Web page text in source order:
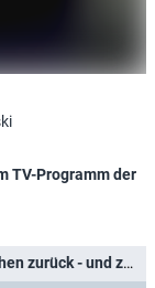
TV-Programm der
Serdar Somuncu kehrt ins Fernsehen zurück - und zwar schon heute